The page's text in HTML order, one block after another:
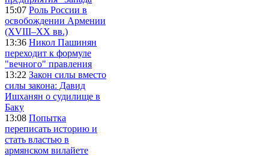
15:07 Роль России в
освобождении Армении
(XVIII–XX вв.)
13:36 Никол Пашинян
переходит к формуле
"вечного" правления
13:22 Закон силы вместо
силы закона: Давид
Ишханян о судилище в
Баку
13:08 Попытка
переписать историю и
стать властью в
армянском вилайете